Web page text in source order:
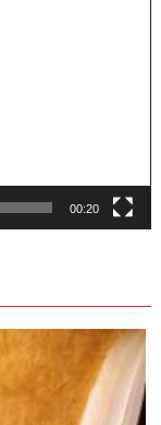
00:20